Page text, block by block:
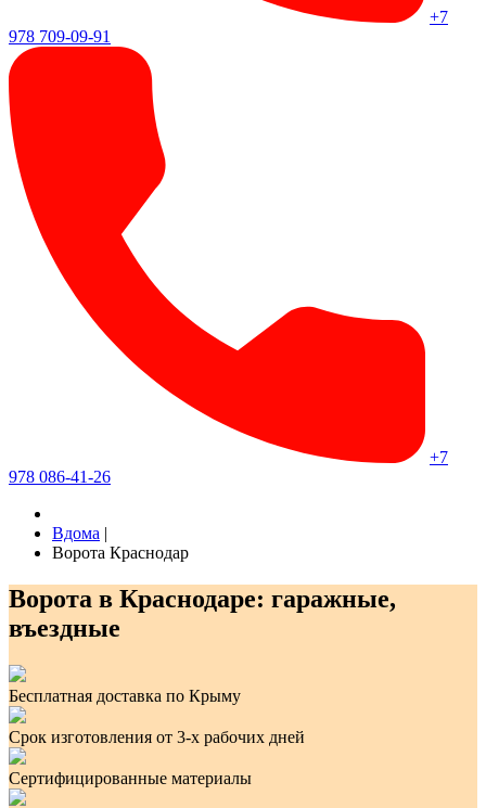
+7
978 709-09-91
+7
978 086-41-26
Вдома |
Ворота Краснодар
Ворота в Краснодаре: гаражные,
въездные
Бесплатная доставка по Крыму
Срок изготовления от 3-х рабочих дней
Сертифицированные материалы